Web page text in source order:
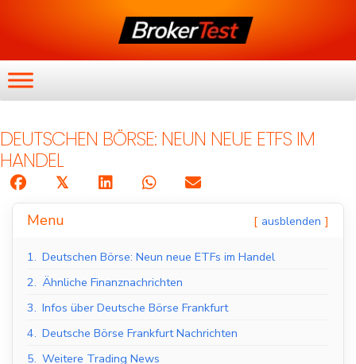
DEUTSCHEN BÖRSE: NEUN NEUE ETFS IM
HANDEL
𝕏
Menu ausblenden
1. Deutschen Börse: Neun neue ETFs im Handel
2. Ähnliche Finanznachrichten
3. Infos über Deutsche Börse Frankfurt
4. Deutsche Börse Frankfurt Nachrichten
5. Weitere Trading News